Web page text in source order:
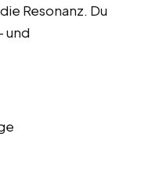
Resonanz. Du
und